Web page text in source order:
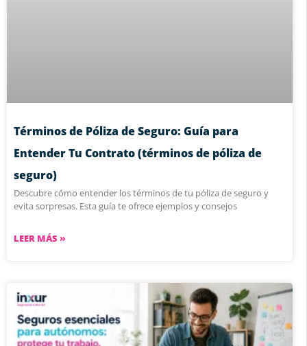
Términos de Póliza de Seguro: Guía para
Entender Tu Contrato (términos de póliza de
seguro)
Descubre cómo entender los términos de tu póliza de seguro y
evita sorpresas. Esta guía te ofrece ejemplos y consejos
LEER MÁS »